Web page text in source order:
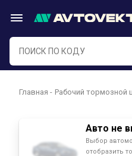
Главная Рабочий тормозной
Авто не
Выбор
отобразить